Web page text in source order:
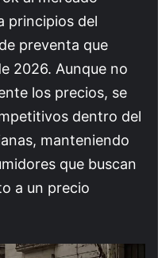
principios del
preventa que
2026. Aunque no
los precios, se
dentro del
manteniendo
que buscan
a un precio